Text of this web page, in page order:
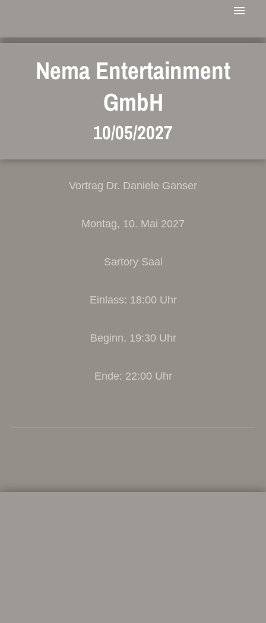
Nema Entertainment
GmbH
10/05/2027
Vortrag Dr. Daniele Ganser
Montag, 10. Mai 2027
Sartory Saal
Einlass: 18:00 Uhr
Beginn. 19:30 Uhr
Ende: 22:00 Uhr